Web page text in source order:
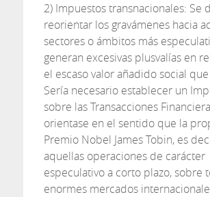
2) Impuestos transnacionales: Se
reorientar los gravámenes hacia
sectores o ámbitos más
generan excesivas plusvalías en
el escaso valor añadido social
Sería necesario establecer un
sobre las Transacciones
orientase en el sentido que la
Premio Nobel James Tobin, es
aquellas operaciones de carácter
especulativo a corto plazo, sobre
enormes mercados